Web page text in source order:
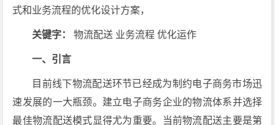
式和业务流程的优化设计方案，
关键字： 物流配送 业务流程 优化运作
一、引言
目前线下物流配送环节已经成为制约电子商务市场迅
速发展的一大瓶颈。建立电子商务企业的物流体系并选择
最佳物流配送模式显得尤为重要。当前物流配送主要是第